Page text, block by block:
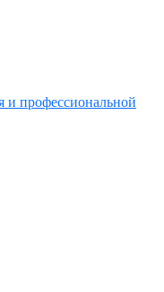
и профессиональной